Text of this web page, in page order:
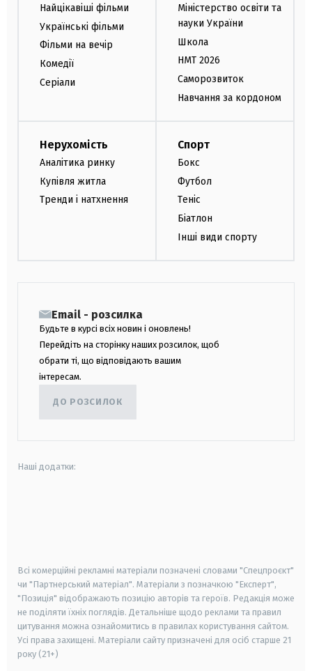
Найцікавіші фільми
Українські фільми
Фільми на вечір
Комедії
Серіали
Міністерство освіти та
науки України
Школа
НМТ 2026
Саморозвиток
Навчання за кордоном
Нерухомість
Аналітика ринку
Купівля житла
Тренди і натхнення
Спорт
Бокс
Футбол
Теніс
Біатлон
Інші види спорту
Email - розсилка
Будьте в курсі всіх новин і оновлень!
Перейдіть на сторінку наших розсилок, щоб
обрати ті, що відповідають вашим
інтересам.
ДО РОЗСИЛОК
Наші додатки:
Всі комерційні рекламні матеріали позначені словами "Спецпроєкт"
чи "Партнерський матеріал". Матеріали з позначкою "Експерт",
"Позиція" відображають позицію авторів та героїв. Редакція може
не поділяти їхніх поглядів. Детальніше щодо реклами та правил
цитування можна ознайомитись в правилах користування сайтом.
Усі права захищені. Матеріали сайту призначені для осіб старше 21
року (21+)